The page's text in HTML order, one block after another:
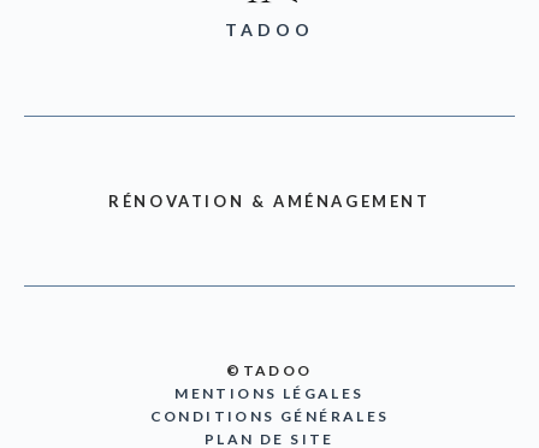
TADOO
RÉNOVATION & AMÉNAGEMENT
©TADOO
MENTIONS LÉGALES
CONDITIONS GÉNÉRALES
PLAN DE SITE